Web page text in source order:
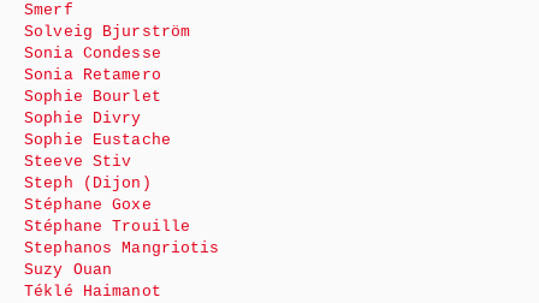
Smerf
Solveig Bjurström
Sonia Condesse
Sonia Retamero
Sophie Bourlet
Sophie Divry
Sophie Eustache
Steeve Stiv
Steph (Dijon)
Stéphane Goxe
Stéphane Trouille
Stephanos Mangriotis
Suzy Ouan
Téklé Haimanot